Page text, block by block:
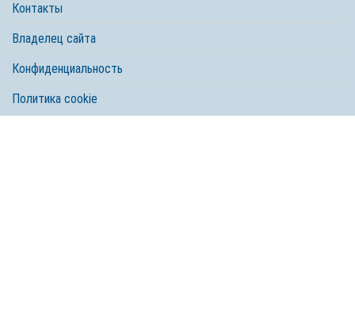
Контакты
Владелец сайта
Конфиденциальность
Политика cookie